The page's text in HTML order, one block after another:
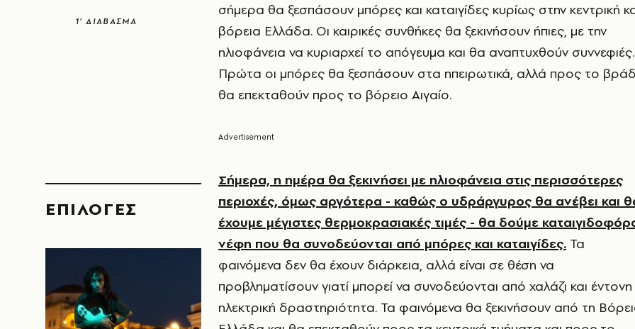
1’ ΔΙΑΒΑΣΜΑ
EΠΙΛΟΓΈΣ
σήμερα θα ξεσπάσουν μπόρες και καταιγίδες κυρίως στην κεντρική
βόρεια Ελλάδα. Οι καιρικές συνθήκες θα ξεκινήσουν ήπιες, με την
ηλιοφάνεια να κυριαρχεί το απόγευμα και θα αναπτυχθούν συννεφιές.
Πρώτα οι μπόρες θα ξεσπάσουν στα ηπειρωτικά, αλλά προς το
θα επεκταθούν προς το βόρειο Αιγαίο.
Σήμερα, η ημέρα θα ξεκινήσει με ηλιοφάνεια στις περισσότερες
περιοχές, όμως αργότερα - καθώς ο υδράργυρος θα ανέβει και
έχουμε μέγιστες θερμοκρασιακές τιμές - θα δούμε
νέφη που θα συνοδεύονται από μπόρες και καταιγίδες. Τα
φαινόμενα δεν θα έχουν διάρκεια, αλλά είναι σε θέση να
προβληματίσουν γιατί μπορεί να συνοδεύονται από χαλάζι και έντονη
ηλεκτρική δραστηριότητα. Τα φαινόμενα θα ξεκινήσουν από τη